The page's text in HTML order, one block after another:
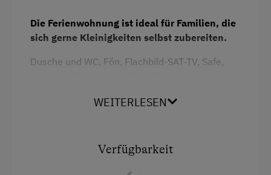
Brötchenservice
Ferienwohnung ebenerdig
Geschirr vorhanden
Kaffeemaschine
Die Ferienwohnung ist ideal für Familien, die
sich gerne Kleinigkeiten selbst zubereiten.
Dusche und WC, Fön, Flachbild-SAT-TV, Safe,
Badetücher, separater Eingang vom Innenhof,
WEITERLESEN
Verfügbarkeit